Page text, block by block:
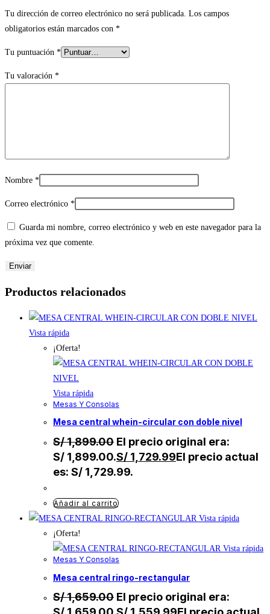
Tu dirección de correo electrónico no será publicada. Los campos
obligatorios están marcados con *
Tu puntuación *
Tu valoración *
Nombre *
Correo electrónico *
Guarda mi nombre, correo electrónico y web en este navegador para la
próxima vez que comente.
Productos relacionados
Vista rápida
¡Oferta!
Vista rápida
Mesas Y Consolas
mesa central whein-circular con doble nivel
S/1,899.00 El precio original era:
S/ 1,899.00.S/ 1,729.99El precio actual
es: S/ 1,729.99.
Añadir al carrito
Vista rápida
¡Oferta!
Vista rápida
Mesas Y Consolas
mesa central ringo-rectangular
S/1,659.00 El precio original era: